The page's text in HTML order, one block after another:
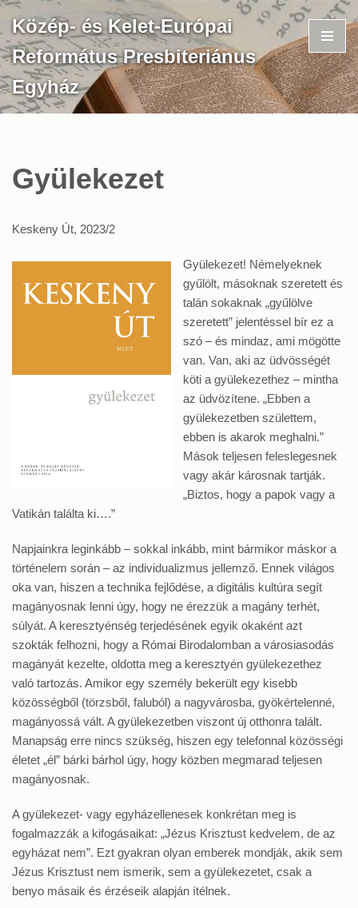
Skip
to
content
Közép- és Kelet-Európai
Református Presbiteriánus
Egyház
Gyülekezet
Keskeny Út, 2023/2
Gyülekezet! Némelyeknek
gyűlölt, másoknak szeretett és
talán sokaknak „gyűlölve
szeretett” jelentéssel bír ez a
szó – és mindaz, ami mögötte
van. Van, aki az üdvösségét
köti a gyülekezethez – mintha
az üdvözítene. „Ebben a
gyülekezetben születtem,
ebben is akarok meghalni.”
Mások teljesen feleslegesnek
vagy akár károsnak tartják.
„Biztos, hogy a papok vagy a
Vatikán találta ki….”
Napjainkra leginkább – sokkal inkább, mint bármikor máskor a
történelem során – az individualizmus jellemző. Ennek világos
oka van, hiszen a technika fejlődése, a digitális kultúra segít
magányosnak lenni úgy, hogy ne érezzük a magány terhét,
súlyát. A keresztyénség terjedésének egyik okaként azt
szokták felhozni, hogy a Római Birodalomban a városiasodás
magányát kezelte, oldotta meg a keresztyén gyülekezethez
való tartozás. Amikor egy személy bekerült egy kisebb
közösségből (törzsből, faluból) a nagyvárosba, gyökértelenné,
magányossá vált. A gyülekezetben viszont új otthonra talált.
Manapság erre nincs szükség, hiszen egy telefonnal közösségi
életet „él” bárki bárhol úgy, hogy közben megmarad teljesen
magányosnak.
A gyülekezet- vagy egyházellenesek konkrétan meg is
fogalmazzák a kifogásaikat: „Jézus Krisztust kedvelem, de az
egyházat nem”. Ezt gyakran olyan emberek mondják, akik sem
Jézus Krisztust nem ismerik, sem a gyülekezetet, csak a
benyo másaik és érzéseik alapján ítélnek.